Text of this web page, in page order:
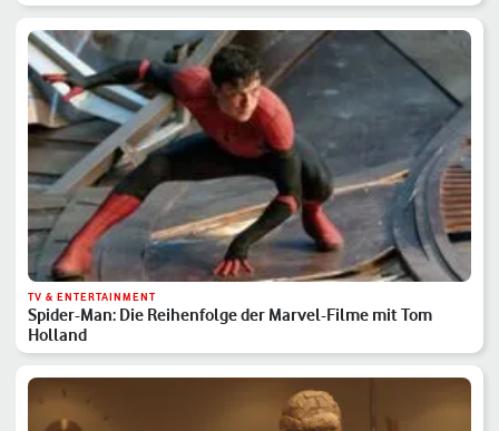
TV & ENTERTAINMENT
Spider-Man: Die Reihenfolge der Marvel-Filme mit Tom
Holland